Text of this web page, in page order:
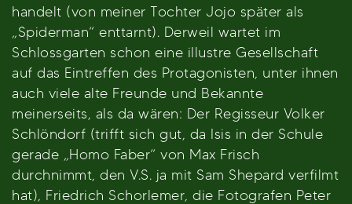
handelt (von meiner Tochter Jojo später als
„Spiderman“ enttarnt). Derweil wartet im
Schlossgarten schon eine illustre Gesellschaft
auf das Eintreffen des Protagonisten, unter ihnen
auch viele alte Freunde und Bekannte
meinerseits, als da wären: Der Regisseur Volker
Schlöndorf (trifft sich gut, da Isis in der Schule
gerade „Homo Faber“ von Max Frisch
durchnimmt, den V.S. ja mit Sam Shepard verfilmt
hat), Friedrich Schorlemer, die Fotografen Peter